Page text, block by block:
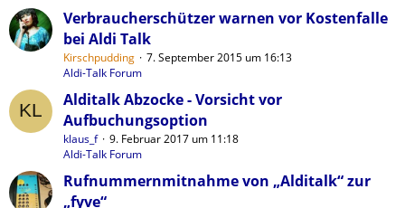
Verbraucherschützer warnen vor Kostenfalle
bei Aldi Talk
Kirschpudding
7. September 2015 um 16:13
Aldi-Talk Forum
Alditalk Abzocke - Vorsicht vor
Aufbuchungsoption
klaus_f
9. Februar 2017 um 11:18
Aldi-Talk Forum
Rufnummernmitnahme von „Alditalk“ zur
„fyve“